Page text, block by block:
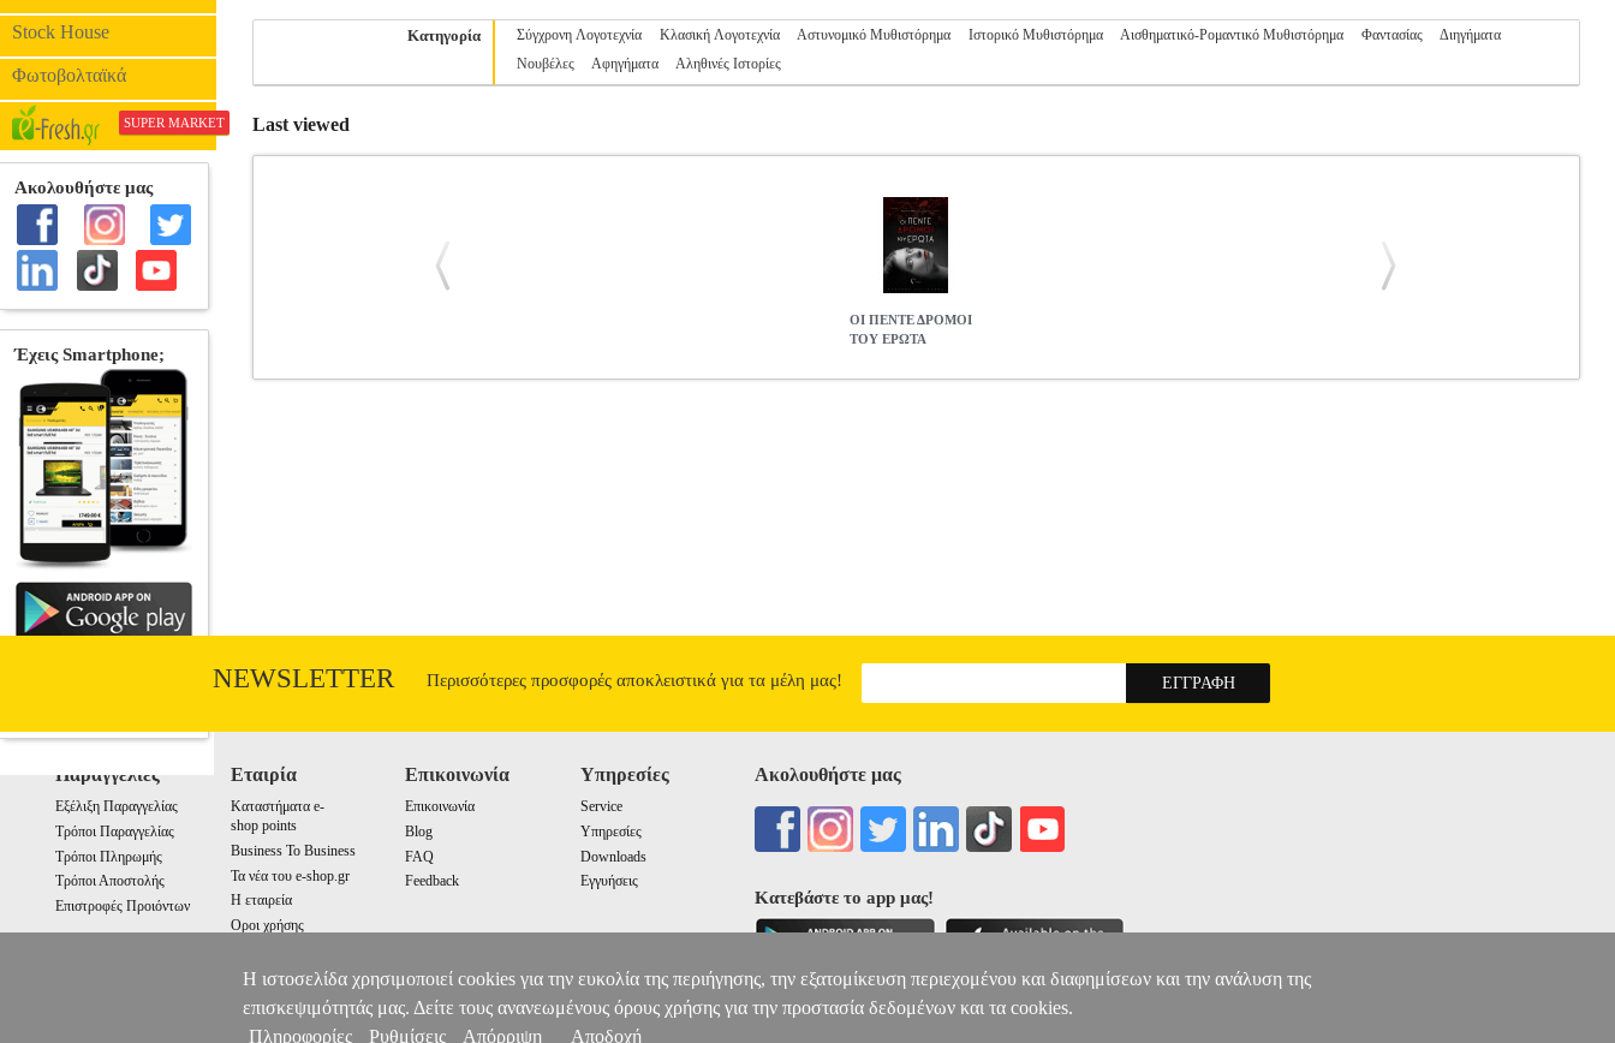
Stock House
Φωτοβολταϊκά
SUPER MARKET
Κατηγορία Σύγχρονη Λογοτεχνία Κλασική Λογοτεχνία Αστυνομικό Μυθιστόρημα Ιστορικό Μυθιστόρημα Αισθηματικό-Ρομαντικό Μυθιστόρημα Φαντασίας
Διηγήματα
Νουβέλες
Αφηγήματα Αληθινές Ιστορίες
Last viewed
ΟΙ ΠΕΝΤΕ ΔΡΟΜΟΙ
ΤΟΥ ΕΡΩΤΑ
NEWSLETTER Περισσότερες προσφορές αποκλειστικά για τα μέλη μας!
Παραγγελίες
Εξέλιξη Παραγγελίας
Τρόποι Παραγγελίας
Τρόποι Πληρωμής
Τρόποι Αποστολής
Επιστροφές Προιόντων
Εταιρία
Καταστήματα e-
shop points
Business To Business
Τα νέα του e-shop.gr
Η εταιρεία
Οροι χρήσης
Επικοινωνία
Επικοινωνία
Blog
FAQ
Feedback
Υπηρεσίες
Service
Υπηρεσίες
Downloads
Εγγυήσεις
Ακολουθήστε μας
Κατεβάστε το app μας!
Η ιστοσελίδα χρησιμοποιεί cookies για την ευκολία της περιήγησης, την εξατομίκευση περιεχομένου και διαφημίσεων και την ανάλυση της
επισκεψιμότητάς μας. Δείτε τους ανανεωμένους όρους χρήσης για την προστασία δεδομένων και τα cookies.
Πληροφορίες
Ρυθμίσεις Απόρριψη Αποδοχή